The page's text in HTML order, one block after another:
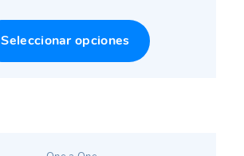
precios:
desde
Seleccionar opciones